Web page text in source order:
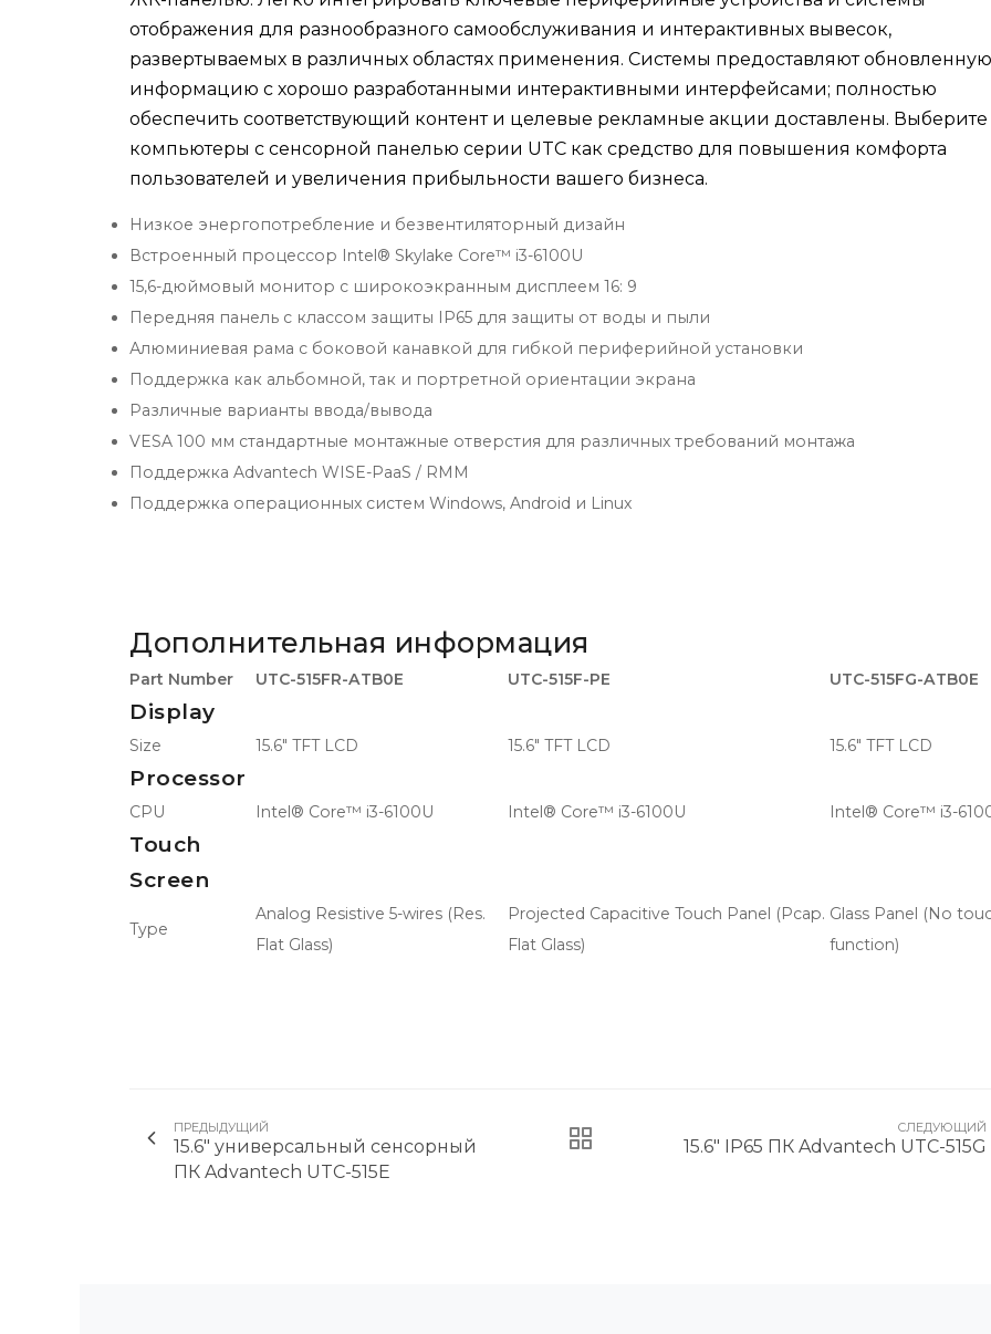
отображения для разнообразного самообслуживания и интерактивных вывесок,
развертываемых в различных областях применения. Системы предоставляют обновленную
информацию с хорошо разработанными интерактивными интерфейсами; полностью
обеспечить соответствующий контент и целевые рекламные акции доставлены. Выберите
компьютеры с сенсорной панелью серии UTC как средство для повышения комфорта
пользователей и увеличения прибыльности вашего бизнеса.
Низкое энергопотребление и безвентиляторный дизайн
Встроенный процессор Intel® Skylake Core™ i3-6100U
15,6-дюймовый монитор с широкоэкранным дисплеем 16: 9
Передняя панель с классом защиты IP65 для защиты от воды и пыли
Алюминиевая рама с боковой канавкой для гибкой периферийной установки
Поддержка как альбомной, так и портретной ориентации экрана
Различные варианты ввода/вывода
VESA 100 мм стандартные монтажные отверстия для различных требований монтажа
Поддержка Advantech WISE-PaaS / RMM
Поддержка операционных систем Windows, Android и Linux
Дополнительная информация
Part Number UTC-515FR-ATB0E UTC-515F-PE UTC-515FG-ATB0E
Display
Size 15.6" TFT LCD 15.6" TFT LCD 15.6" TFT LCD
Processor
CPU Intel® Core™ i3-6100U Intel® Core™ i3-6100U Intel® Core™ i3-
Touch
Screen
Type
Analog Resistive 5-wires (Res.
Flat Glass)
Projected Capacitive Touch Panel (Pcap.
Flat Glass)
Glass Panel (No
function)
ПРЕДЫДУЩИЙ
15.6" универсальный сенсорный
ПК Advantech UTC-515E
СЛЕДУЮЩИЙ
15.6" IP65 ПК Advantech UTC-515G